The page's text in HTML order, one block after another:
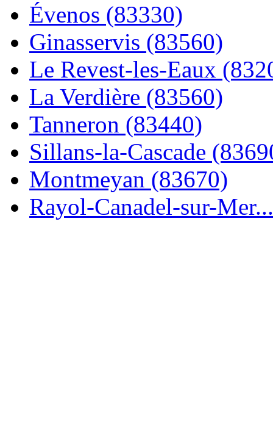
Évenos (83330)
Ginasservis (83560)
Le Revest-les-Eaux
La Verdière (83560)
Tanneron (83440)
Sillans-la-Cascade
Montmeyan (83670)
Rayol-Canadel-sur-Mer...